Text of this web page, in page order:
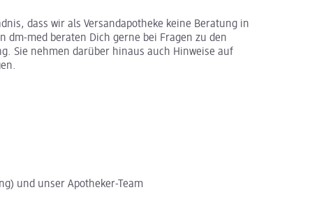
dass wir als Versandapotheke keine Beratung in
dm-med beraten Dich gerne bei Fragen zu den
Sie nehmen darüber hinaus auch Hinweise auf
und unser Apotheker-Team